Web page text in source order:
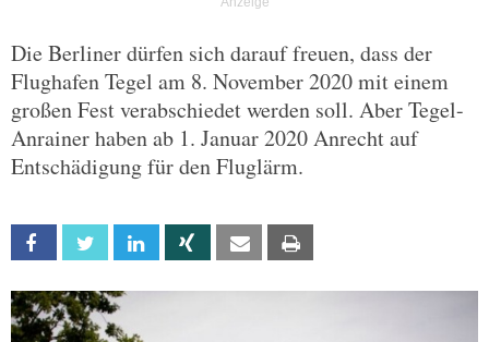
Die Berliner dürfen sich darauf freuen, dass der
Flughafen Tegel am 8. November 2020 mit einem
großen Fest verabschiedet werden soll. Aber Tegel-
Anrainer haben ab 1. Januar 2020 Anrecht auf
Entschädigung für den Fluglärm.
Facebook Twitter Linkedin Xing Email